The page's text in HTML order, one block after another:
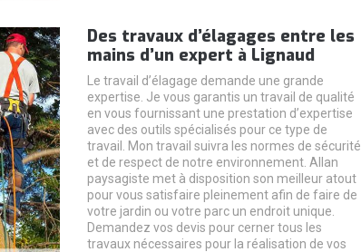
Des travaux d’élagages entre les
mains d’un expert à Lignaud
Le travail d’élagage demande une grande
expertise. Je vous garantis un travail de qualité
en vous fournissant une prestation d’expertise
avec des outils spécialisés pour ce type de
travail. Mon travail suivra les normes de sécurité
et de respect de notre environnement. Allan
paysagiste met à disposition son meilleur atout
pour vous satisfaire pleinement afin de faire de
votre jardin ou votre parc un endroit unique.
Demandez vos devis pour cerner tous les
travaux nécessaires pour la réalisation de vos